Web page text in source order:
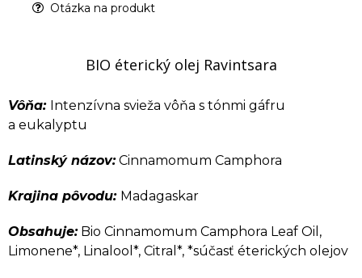
Otázka na produkt
BIO éterický olej Ravintsara
Vôňa: Intenzívna svieža vôňa s tónmi gáfru
a eukalyptu
Latinský názov:Cinnamomum Camphora
Krajina pôvodu: Madagaskar
Obsahuje: Bio Cinnamomum Camphora Leaf Oil,
Limonene*, Linalool*, Citral*, *súčasť éterických olejov